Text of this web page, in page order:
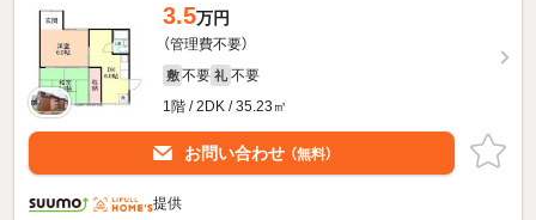
3.5万円
（管理費不要）
敷 不要 礼 不要
1階 / 2DK / 35.23㎡
お問い合わせ （無料）
提供